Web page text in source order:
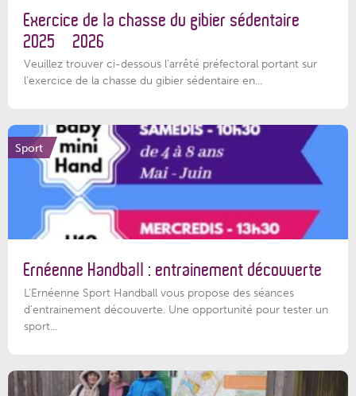
Exercice de la chasse du gibier sédentaire
2025 – 2026
Veuillez trouver ci-dessous l'arrêté préfectoral portant sur
l'exercice de la chasse du gibier sédentaire en...
Sport
Ernéenne Handball : entrainement découverte
L'Ernéenne Sport Handball vous propose des séances
d'entrainement découverte. Une opportunité pour tester un
sport...